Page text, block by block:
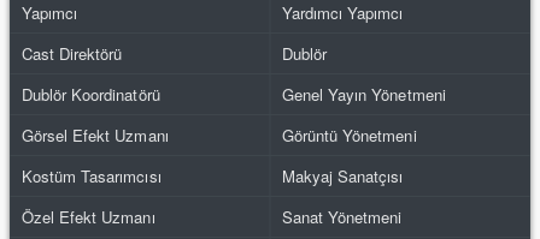
Yapımcı
Yardımcı Yapımcı
Cast Direktörü
Dublör
Dublör Koordinatörü
Genel Yayın Yönetmeni
Görsel Efekt Uzmanı
Görüntü Yönetmeni
Kostüm Tasarımcısı
Makyaj Sanatçısı
Özel Efekt Uzmanı
Sanat Yönetmeni